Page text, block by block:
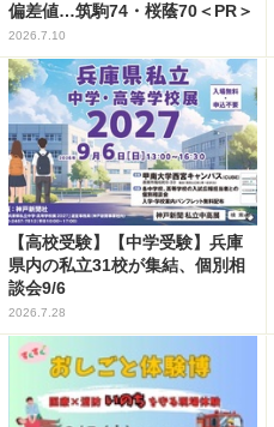
偏差値…筑駒74・桜蔭70＜PR＞
2026.7.10
【高校受験】【中学受験】兵庫
県内の私立31校が集結、個別相
談会9/6
2026.7.28